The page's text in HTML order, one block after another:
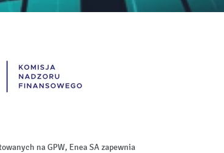
na GPW, Enea SA zapewnia